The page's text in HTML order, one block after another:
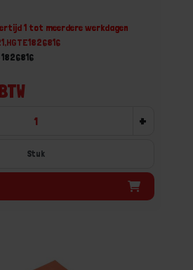
1 tot meerdere werkdagen
+
Stuk